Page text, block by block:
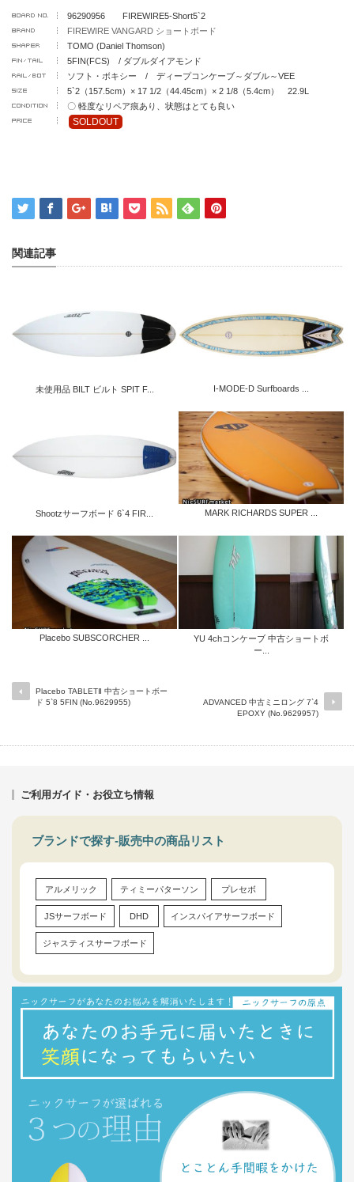
96290956 FIREWIRE5-Short5`2
FIREWIRE VANGARD ショートボード
TOMO (Daniel Thomson)
5FIN(FCS) / ダブルダイアモンド
ソフト・ボキシー / ディープコンケーブ～ダブル～VEE
5`2（157.5cm）× 17 1/2（44.45cm）× 2 1/8（5.4cm） 22.9L
〇 軽度なリペア痕あり、状態はとても良い
SOLDOUT
関連記事
未使用品 BILT ビルト SPIT F... I-MODE-D Surfboards ...
Shootzサーフボード 6`4 FIR... MARK RICHARDS SUPER ...
Placebo SUBSCORCHER ...
YU 4chコンケーブ 中古ショートボ
ー...
Placebo TABLETⅡ 中古ショートボー
ド 5`8 5FIN (No.9629955)
ADVANCED 中古ミニロング 7`4
EPOXY (No.9629957)
ご利用ガイド・お役立ち情報
ブランドで探す-販売中の商品リスト
アルメリック ティミーパターソン プレセボ
JSサーフボード DHD インスパイアサーフボード
ジャスティスサーフボード